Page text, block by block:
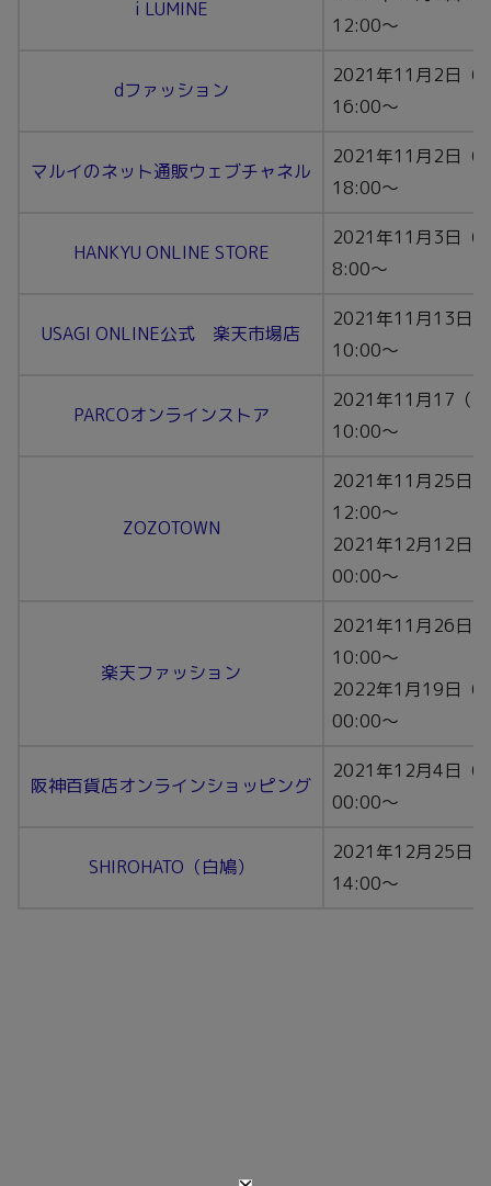
i LUMINE
12:00〜
dファッション
2021年11月2日（
16:00〜
マルイのネット通販ウェブチャネル
2021年11月2日（
18:00〜
HANKYU ONLINE STORE
2021年11月3日（
8:00〜
USAGI ONLINE公式 楽天市場店
2021年11月13日
10:00〜
PARCOオンラインストア
2021年11月17（
10:00〜
ZOZOTOWN
2021年11月25日
12:00〜
2021年12月12日
00:00〜
楽天ファッション
2021年11月26日
10:00〜
2022年1月19日（
00:00〜
阪神百貨店オンラインショッピング
2021年12月4日（
00:00〜
SHIROHATO（白鳩）
2021年12月25日
14:00〜